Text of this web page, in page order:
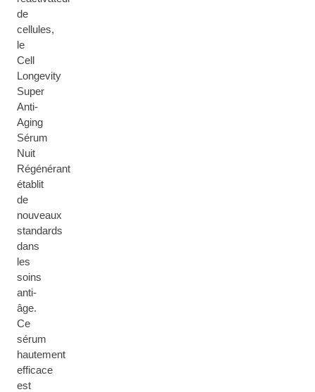
de
cellules,
le
Cell
Longevity
Super
Anti-
Aging
Sérum
Nuit
Régénérant
établit
de
nouveaux
standards
dans
les
soins
anti-
âge.
Ce
sérum
hautement
efficace
est